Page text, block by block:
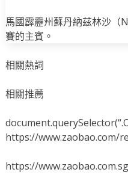
馬國霹靂州蘇丹納茲林沙（
賽的主賓。
相關熱詞
相關推薦
https://www.zaobao.com/
https://